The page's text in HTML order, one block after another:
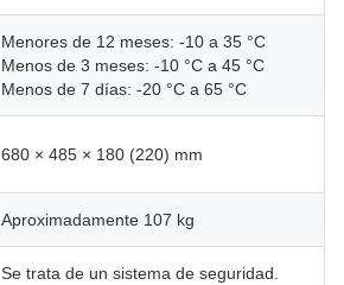
Menores de 12 meses: -10 a 35 °C
Menos de 3 meses: -10 °C a 45 °C
Menos de 7 días: -20 °C a 65 °C
680 × 485 × 180 (220) mm
Aproximadamente 107 kg
Se trata de un sistema de seguridad.